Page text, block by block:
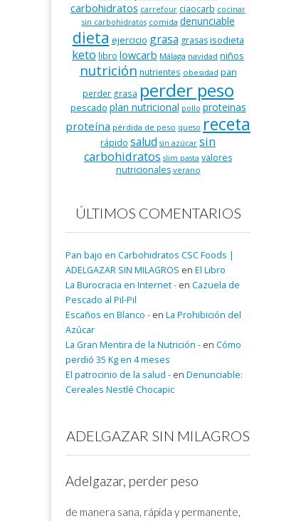
carbohidratos carrefour ciaocarb cocinar
sin carbohidratos comida denunciable
dieta ejercicio grasa grasas isodieta
keto libro lowcarb Málaga navidad niños
nutrición nutrientes obesidad pan
perder grasa perder peso
pescado plan nutricional pollo proteinas
proteína pérdida de peso queso receta
rápido salud sin azúcar sin
carbohidratos slim pasta valores
nutricionales verano
ÚLTIMOS COMENTARIOS
Pan bajo en Carbohidratos CSC Foods |
ADELGAZAR SIN MILAGROS en El Libro
La Burocracia en Internet - en Cazuela de
Pescado al Pil-Pil
Escaños en Blanco - en La Prohibición del
Azúcar
La Gran Mentira de la Nutrición - en Cómo
perdió 35 Kg en 4 meses
El patrocinio de la salud - en Denunciable:
Cereales Nestlé Chocapic
ADELGAZAR SIN MILAGROS
Adelgazar, perder peso
de manera sana, rápida y permanente,